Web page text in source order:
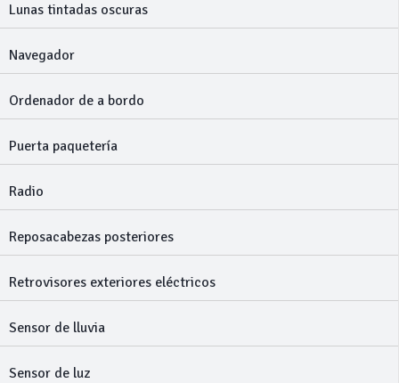
Lunas tintadas oscuras
Navegador
Ordenador de a bordo
Puerta paquetería
Radio
Reposacabezas posteriores
Retrovisores exteriores eléctricos
Sensor de lluvia
Sensor de luz